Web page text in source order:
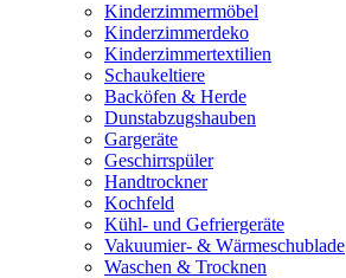
Kinderzimmermöbel
Kinderzimmerdeko
Kinderzimmertextilien
Schaukeltiere
Backöfen & Herde
Dunstabzugshauben
Gargeräte
Geschirrspüler
Handtrockner
Kochfeld
Kühl- und Gefriergeräte
Vakuumier- & Wärmeschublade
Waschen & Trocknen